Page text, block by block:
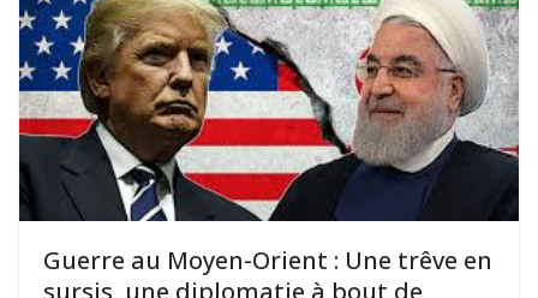
Guerre au Moyen-Orient : Une trêve en
sursis, une diplomatie à bout de